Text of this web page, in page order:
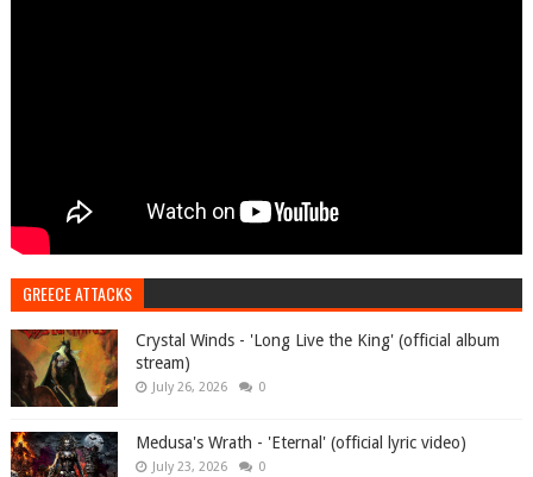
GREECE ATTACKS
Crystal Winds - 'Long Live the King' (official album
stream)
July 26, 2026 0
Medusa's Wrath - 'Eternal' (official lyric video)
July 23, 2026 0